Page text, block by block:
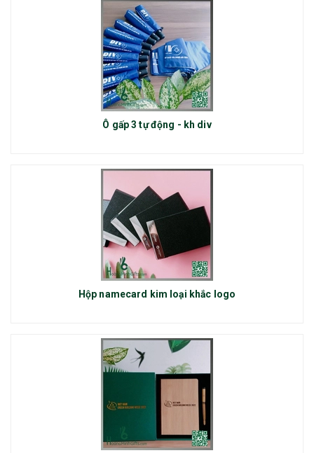
Ô gấp 3 tự động - kh div
Hộp namecard kim loại khắc logo